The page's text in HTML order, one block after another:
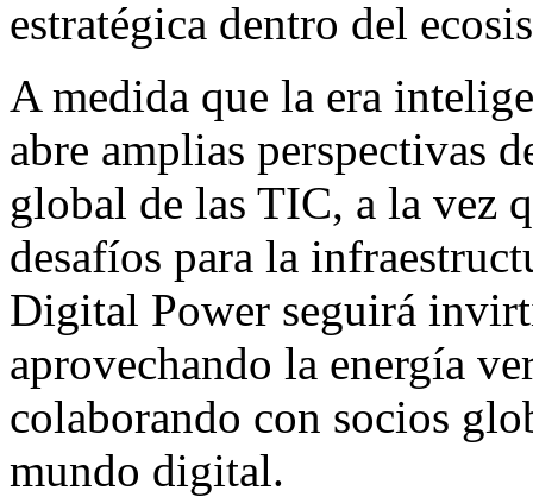
estratégica dentro del
A medida que la era
abre amplias perspectivas
global de las TIC, a la vez
desafíos para la
Digital Power seguirá
aprovechando la energía
colaborando con socios
mundo digital.